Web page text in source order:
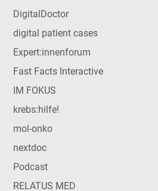
DigitalDoctor
digital patient cases
Expert:innenforum
Fast Facts Interactive
IM FOKUS
krebs:hilfe!
mol-onko
nextdoc
Podcast
RELATUS MED